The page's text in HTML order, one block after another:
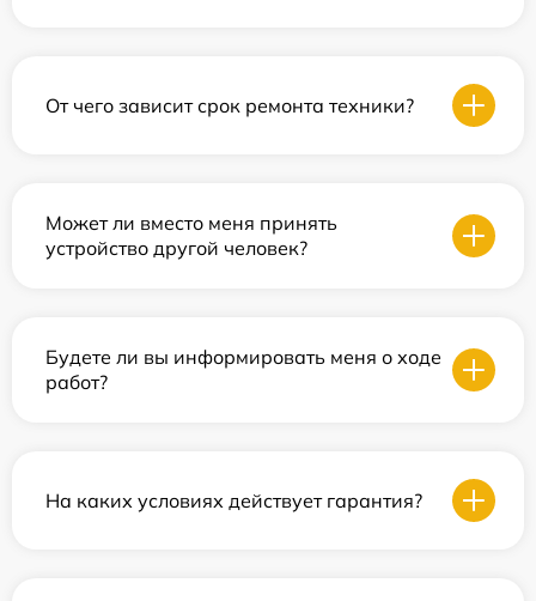
От чего зависит срок ремонта техники?
Может ли вместо меня принять
устройство другой человек?
Будете ли вы информировать меня о ходе
работ?
На каких условиях действует гарантия?